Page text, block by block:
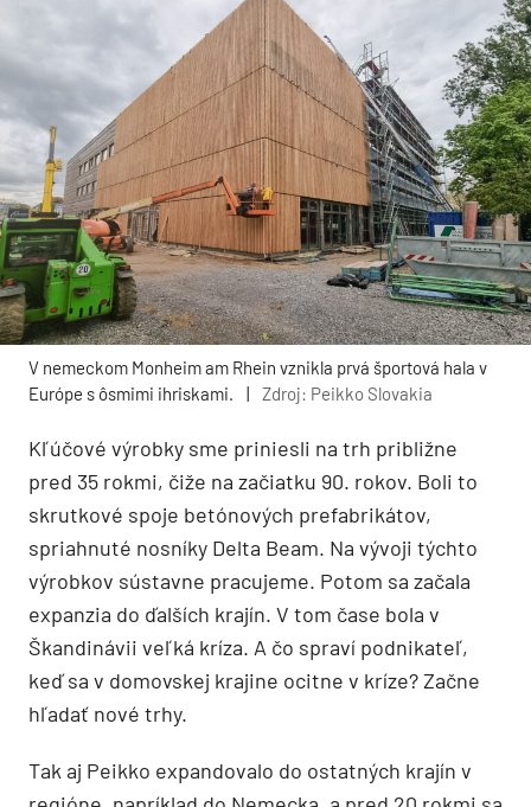
V nemeckom Monheim am Rhein vznikla prvá športová hala v
Európe s ôsmimi ihriskami.
| Zdroj: Peikko Slovakia
Kľúčové výrobky sme priniesli na trh približne
pred 35 rokmi, čiže na začiatku 90. rokov. Boli to
skrutkové spoje betónových prefabrikátov,
spriahnuté nosníky Delta Beam. Na vývoji týchto
výrobkov sústavne pracujeme. Potom sa začala
expanzia do ďalších krajín. V tom čase bola v
Škandinávii veľká kríza. A čo spraví podnikateľ,
keď sa v domovskej krajine ocitne v kríze? Začne
hľadať nové trhy.
Tak aj Peikko expandovalo do ostatných krajín v